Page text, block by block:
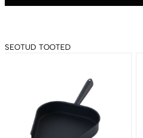
SEOTUD TOOTED